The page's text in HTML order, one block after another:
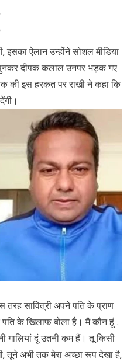
इसका ऐलान उन्होंने सोशल मीडिया
दीपक कलाल उनपर भड़क गए
की इस हरकत पर राखी ने कहा कि
तरह सावित्री अपने पति के प्राण
के खिलाफ बोला है। मैं कौन हूं…
गालियां दूं उतनी कम हैं। तू किसी
तूने अभी तक मेरा अच्छा रूप देखा है,